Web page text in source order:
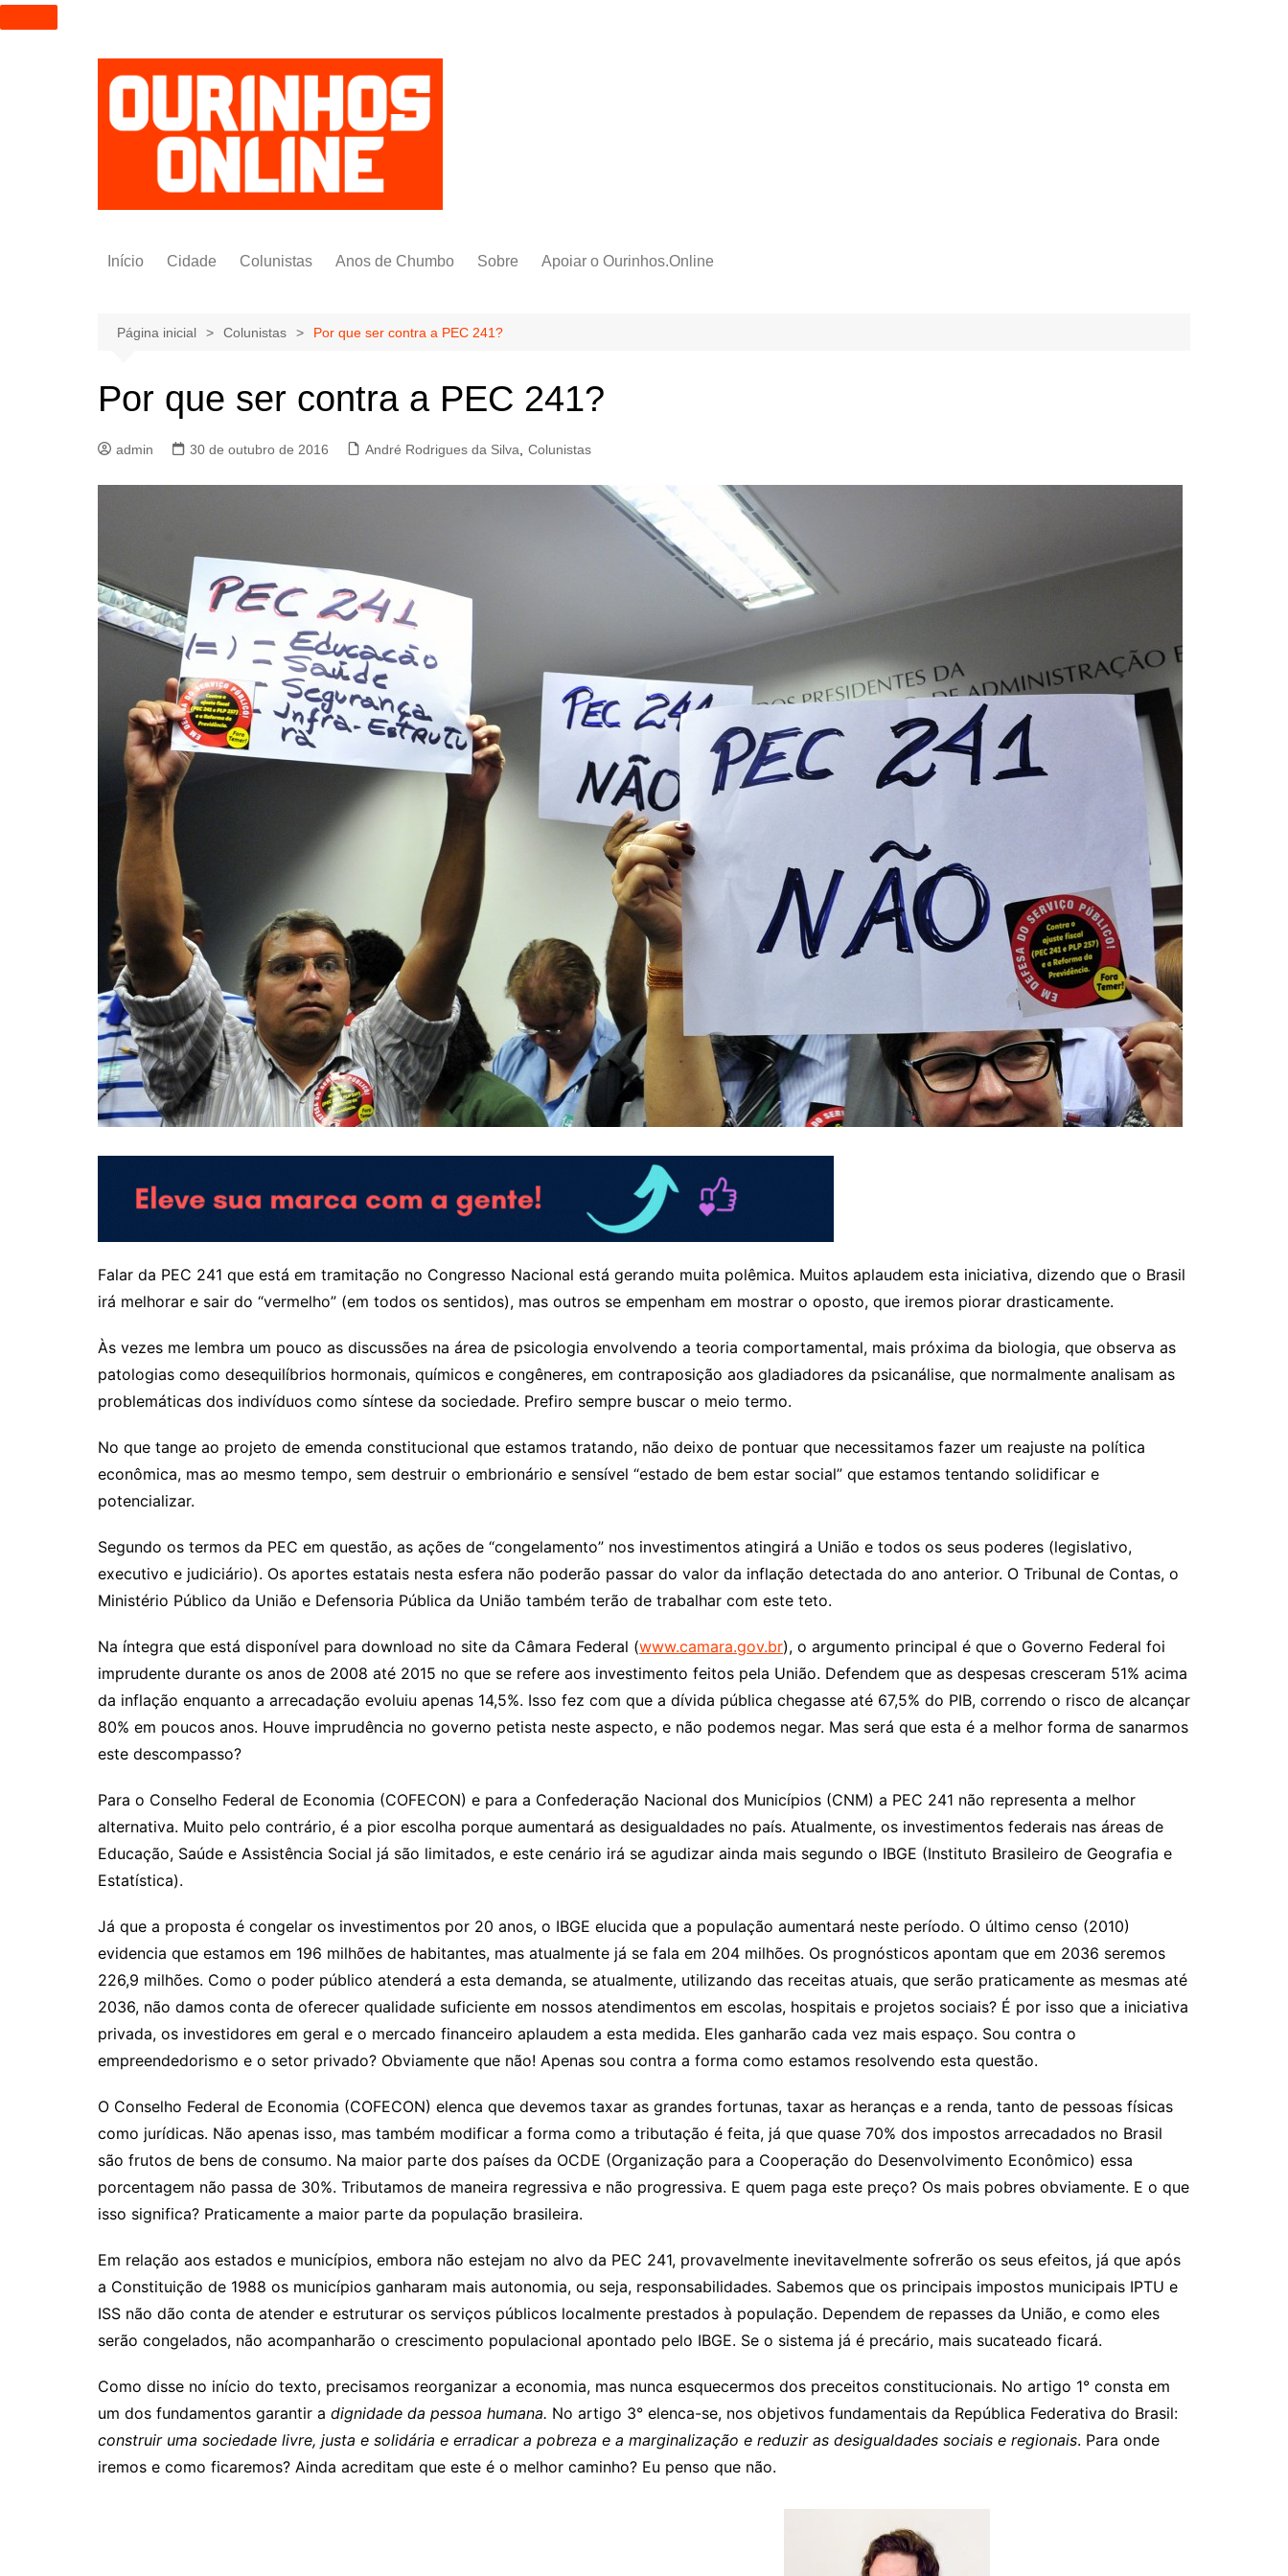
I
r
Início Cidade Colunistas
Pedro Saldida
Bruno Yashinishi
Anos de Chumbo Sobre Apoiar o Ourinhos.Online
Página inicial Colunistas Por que ser contra a PEC 241?
Por que ser contra a PEC 241?
admin 30 de outubro de 2016 André Rodrigues da Silva, Colunistas
Falar da PEC 241 que está em tramitação no Congresso Nacional está gerando muita polêmica. Muitos aplaudem esta iniciativa, dizendo que o Brasil
irá melhorar e sair do “vermelho” (em todos os sentidos), mas outros se empenham em mostrar o oposto, que iremos piorar drasticamente.
Às vezes me lembra um pouco as discussões na área de psicologia envolvendo a teoria comportamental, mais próxima da biologia, que observa as
patologias como desequilíbrios hormonais, químicos e congêneres, em contraposição aos gladiadores da psicanálise, que normalmente analisam as
problemáticas dos indivíduos como síntese da sociedade. Prefiro sempre buscar o meio termo.
No que tange ao projeto de emenda constitucional que estamos tratando, não deixo de pontuar que necessitamos fazer um reajuste na política
econômica, mas ao mesmo tempo, sem destruir o embrionário e sensível “estado de bem estar social” que estamos tentando solidificar e
potencializar.
Segundo os termos da PEC em questão, as ações de “congelamento” nos investimentos atingirá a União e todos os seus poderes (legislativo,
executivo e judiciário). Os aportes estatais nesta esfera não poderão passar do valor da inflação detectada do ano anterior. O Tribunal de Contas, o
Ministério Público da União e Defensoria Pública da União também terão de trabalhar com este teto.
Na íntegra que está disponível para download no site da Câmara Federal (www.camara.gov.br), o argumento principal é que o Governo Federal foi
imprudente durante os anos de 2008 até 2015 no que se refere aos investimento feitos pela União. Defendem que as despesas cresceram 51% acima
da inflação enquanto a arrecadação evoluiu apenas 14,5%. Isso fez com que a dívida pública chegasse até 67,5% do PIB, correndo o risco de alcançar
80% em poucos anos. Houve imprudência no governo petista neste aspecto, e não podemos negar. Mas será que esta é a melhor forma de sanarmos
este descompasso?
Para o Conselho Federal de Economia (COFECON) e para a Confederação Nacional dos Municípios (CNM) a PEC 241 não representa a melhor
alternativa. Muito pelo contrário, é a pior escolha porque aumentará as desigualdades no país. Atualmente, os investimentos federais nas áreas de
Educação, Saúde e Assistência Social já são limitados, e este cenário irá se agudizar ainda mais segundo o IBGE (Instituto Brasileiro de Geografia e
Estatística).
Já que a proposta é congelar os investimentos por 20 anos, o IBGE elucida que a população aumentará neste período. O último censo (2010)
evidencia que estamos em 196 milhões de habitantes, mas atualmente já se fala em 204 milhões. Os prognósticos apontam que em 2036 seremos
226,9 milhões. Como o poder público atenderá a esta demanda, se atualmente, utilizando das receitas atuais, que serão praticamente as mesmas até
2036, não damos conta de oferecer qualidade suficiente em nossos atendimentos em escolas, hospitais e projetos sociais? É por isso que a iniciativa
privada, os investidores em geral e o mercado financeiro aplaudem a esta medida. Eles ganharão cada vez mais espaço. Sou contra o
empreendedorismo e o setor privado? Obviamente que não! Apenas sou contra a forma como estamos resolvendo esta questão.
O Conselho Federal de Economia (COFECON) elenca que devemos taxar as grandes fortunas, taxar as heranças e a renda, tanto de pessoas físicas
como jurídicas. Não apenas isso, mas também modificar a forma como a tributação é feita, já que quase 70% dos impostos arrecadados no Brasil
são frutos de bens de consumo. Na maior parte dos países da OCDE (Organização para a Cooperação do Desenvolvimento Econômico) essa
porcentagem não passa de 30%. Tributamos de maneira regressiva e não progressiva. E quem paga este preço? Os mais pobres obviamente. E o que
isso significa? Praticamente a maior parte da população brasileira.
Em relação aos estados e municípios, embora não estejam no alvo da PEC 241, provavelmente inevitavelmente sofrerão os seus efeitos, já que após
a Constituição de 1988 os municípios ganharam mais autonomia, ou seja, responsabilidades. Sabemos que os principais impostos municipais IPTU e
ISS não dão conta de atender e estruturar os serviços públicos localmente prestados à população. Dependem de repasses da União, e como eles
serão congelados, não acompanharão o crescimento populacional apontado pelo IBGE. Se o sistema já é precário, mais sucateado ficará.
Como disse no início do texto, precisamos reorganizar a economia, mas nunca esquecermos dos preceitos constitucionais. No artigo 1° consta em
um dos fundamentos garantir a dignidade da pessoa humana. No artigo 3° elenca-se, nos objetivos fundamentais da República Federativa do Brasil:
construir uma sociedade livre, justa e solidária e erradicar a pobreza e a marginalização e reduzir as desigualdades sociais e regionais. Para onde
iremos e como ficaremos? Ainda acreditam que este é o melhor caminho? Eu penso que não.